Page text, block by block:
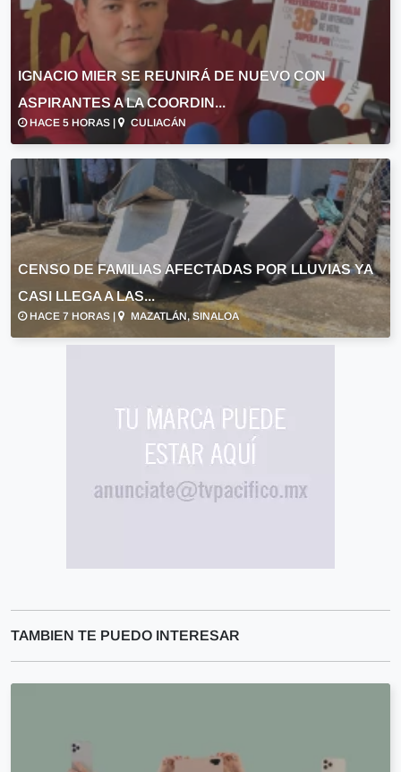
IGNACIO MIER SE REUNIRÁ DE NUEVO CON
ASPIRANTES A LA COORDIN...
HACE 5 HORAS | CULIACÁN
CENSO DE FAMILIAS AFECTADAS POR LLUVIAS YA
CASI LLEGA A LAS...
HACE 7 HORAS | MAZATLÁN, SINALOA
TAMBIEN TE PUEDO INTERESAR